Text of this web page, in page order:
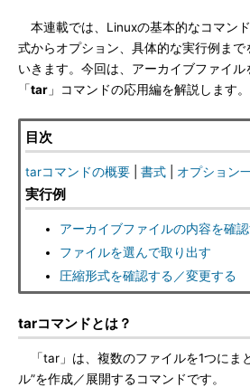
本連載では、Linuxの基本的なコマン
式からオプション、具体的な実行例ま
いきます。今回は、アーカイブファイ
「tar 」コマンドの応用編を解説します。
目次
tarコマンドの概要 書式 オプション
実行例
アーカイブファイルの内容を確
ファイルを選んで取り出す
圧縮形式を確認する／変更する
tarコマンドとは？
「tar」は、複数のファイルを1つにま
ル”を作成／展開するコマンドです。